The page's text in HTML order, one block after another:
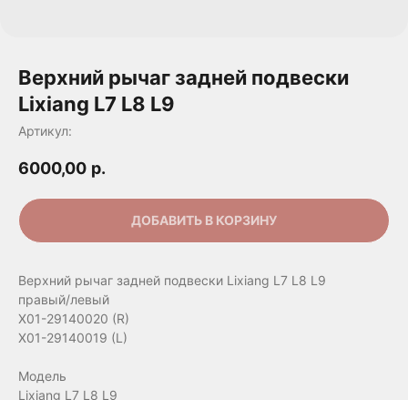
Верхний рычаг задней подвески
Lixiang L7 L8 L9
Артикул:
6000,00 р.
ДОБАВИТЬ В КОРЗИНУ
Верхний рычаг задней подвески Lixiang L7 L8 L9
правый/левый
X01-29140020 (R)
X01-29140019 (L)
Модель
Lixiang L7 L8 L9